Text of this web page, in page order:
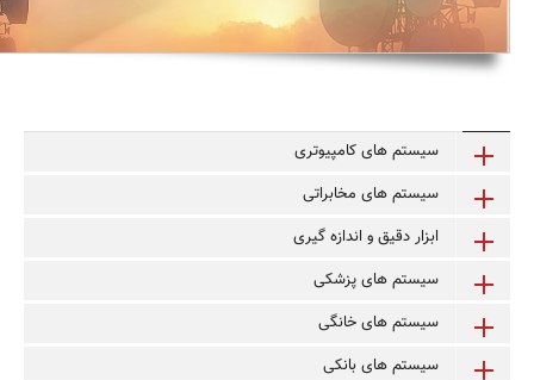
سیستم های کامپیوتری
سیستم های مخابراتی
ابزار دقیق و اندازه گیری
سیستم های پزشکی
سیستم های خانگی
سیستم های بانکی